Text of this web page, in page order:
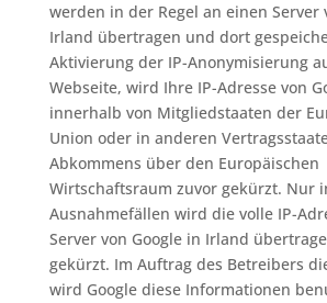
werden in der Regel an einen Server
Irland übertragen und dort
Aktivierung der IP-Anonymisierung
Webseite, wird Ihre IP-Adresse von
innerhalb von Mitgliedstaaten der
Union oder in anderen
Abkommens über den Europäischen
Wirtschaftsraum zuvor gekürzt. Nur
Ausnahmefällen wird die volle IP-
Server von Google in Irland
gekürzt. Im Auftrag des Betreibers
wird Google diese Informationen